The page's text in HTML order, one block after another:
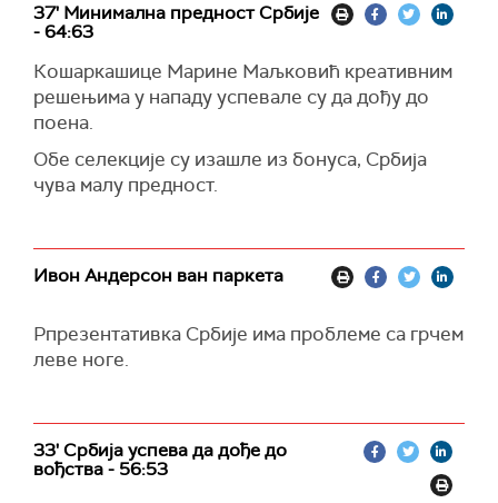
37' Минимална предност Србије
- 64:63
Кошаркашице Марине Маљковић креативним
решењима у нападу успевале су да дођу до
поена.
Обе селекције су изашле из бонуса, Србија
чува малу предност.
Ивон Андерсон ван паркета
Рпрезентативка Србије има проблеме са грчем
леве ноге.
33' Србија успева да дође до
вођства - 56:53